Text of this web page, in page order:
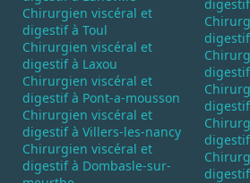
Chirurgien viscéral et
digestif à Toul
Chirurgien viscéral et
digestif à Laxou
Chirurgien viscéral et
digestif à Pont-a-mousson
Chirurgien viscéral et
digestif à Villers-les-nancy
Chirurgien viscéral et
digestif à Dombasle-sur-